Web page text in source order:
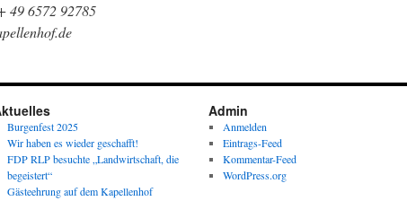
49 6572 92785
Burgenfest 2025
Wir haben es wieder geschafft!
FDP RLP besuchte „Landwirtschaft, die
begeistert“
Gästeehrung auf dem Kapellenhof
Admin
Anmelden
Eintrags-Feed
Kommentar-Feed
WordPress.org